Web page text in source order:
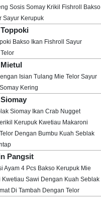
Sosis Somay Krikil Fishroll Bakso
Sayur Kerupuk
Bakso Ikan Fishroll Sayur
Isian Tulang Mie Telor Sayur
Kering
Siomay Ikan Crab Nugget
Kerupuk Kwetiau Makaroni
Dengan Bumbu Kuah Seblak
Pangsit
Ayam 4 Pcs Bakso Kerupuk Mie
Kwetiau Sawi Dengan Kuah Seblak
Di Tambah Dengan Telor